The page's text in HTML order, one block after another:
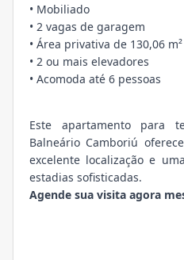
• Mobiliado
• 2 vagas de garagem
• Área privativa de 130,06 m²
• 2 ou mais elevadores
• Acomoda até 6 pessoas
Este apartamento para
Balneário Camboriú
excelente localização e
estadias sofisticadas.
Agende sua visita agora